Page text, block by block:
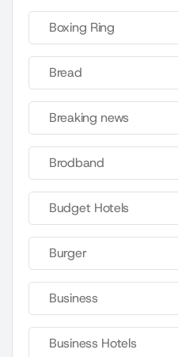
Boxing Ring
Bread
Breaking news
Brodband
Budget Hotels
Burger
Business
Business Hotels